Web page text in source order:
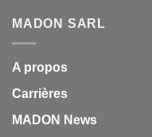
MADON SARL
A propos
Carrières
MADON News